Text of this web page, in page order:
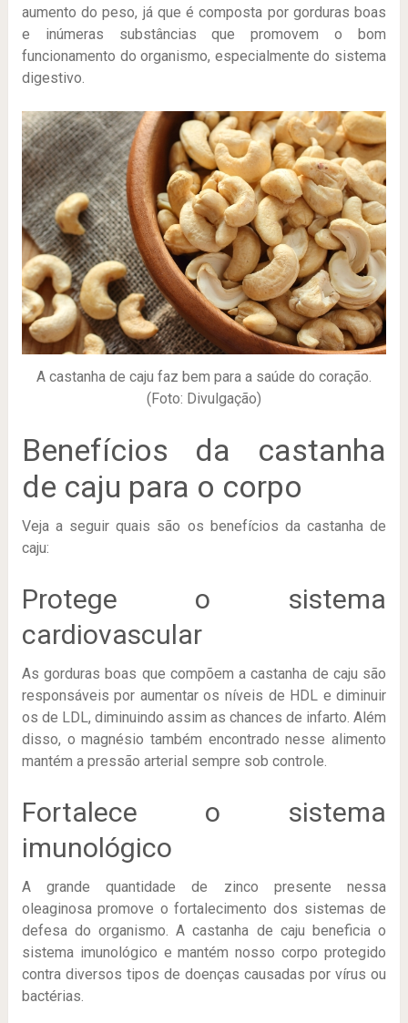
aumento do peso, já que é composta por gorduras boas
e inúmeras substâncias que promovem o bom
funcionamento do organismo, especialmente do sistema
digestivo.
A castanha de caju faz bem para a saúde do coração.
(Foto: Divulgação)
Benefícios da castanha
de caju para o corpo
Veja a seguir quais são os benefícios da castanha de
caju:
Protege o sistema
cardiovascular
As gorduras boas que compõem a castanha de caju são
responsáveis por aumentar os níveis de HDL e diminuir
os de LDL, diminuindo assim as chances de infarto. Além
disso, o magnésio também encontrado nesse alimento
mantém a pressão arterial sempre sob controle.
Fortalece o sistema
imunológico
A grande quantidade de zinco presente nessa
oleaginosa promove o fortalecimento dos sistemas de
defesa do organismo. A castanha de caju beneficia o
sistema imunológico e mantém nosso corpo protegido
contra diversos tipos de doenças causadas por vírus ou
bactérias.